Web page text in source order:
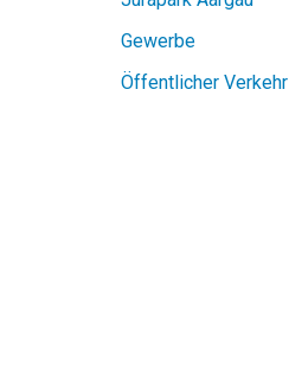
Gewerbe
Öffentlicher Verkehr